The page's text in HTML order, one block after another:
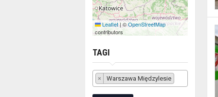
Leaflet|©OpenStreetMap
contributors
TAGI
Tagi
× Warszawa Międzylesie